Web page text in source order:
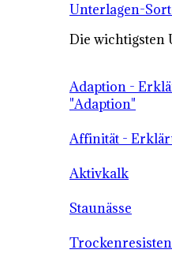
Unterlagen-
Die wichtigsten
Adaption -
"Adaption"
Affinität -
Aktivkalk
Staunässe